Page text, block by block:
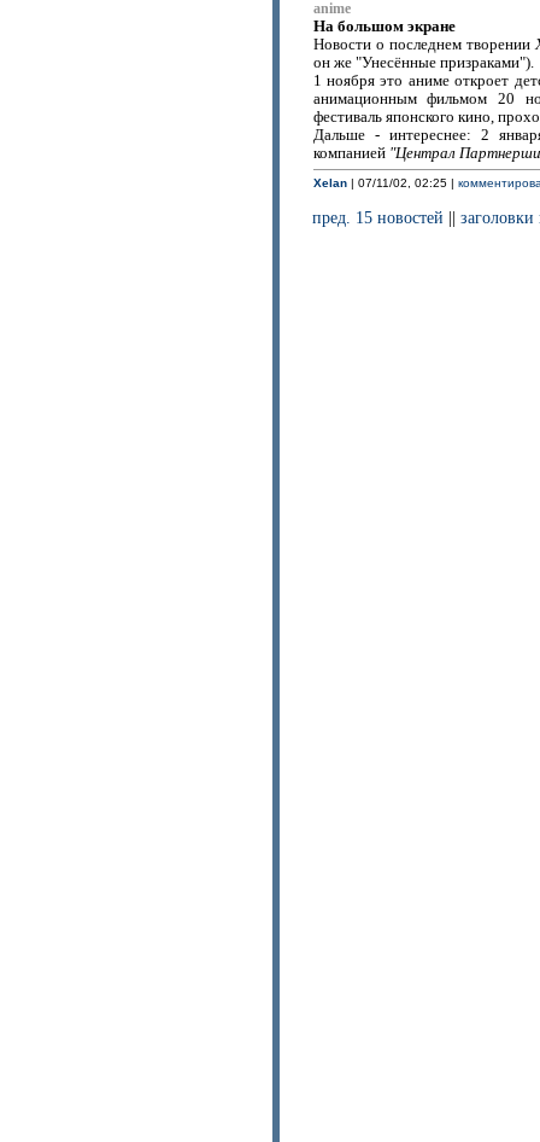
anime
На большом экране
Новости о последнем творении
он же "Унесённые призраками").
1 ноября это аниме откроет
анимационным фильмом 20
фестиваль японского кино,
Дальше - интереснее: 2
компанией "Централ
Xelan| 07/11/02, 02:25 |
пред. 15 новостей ||заголовки